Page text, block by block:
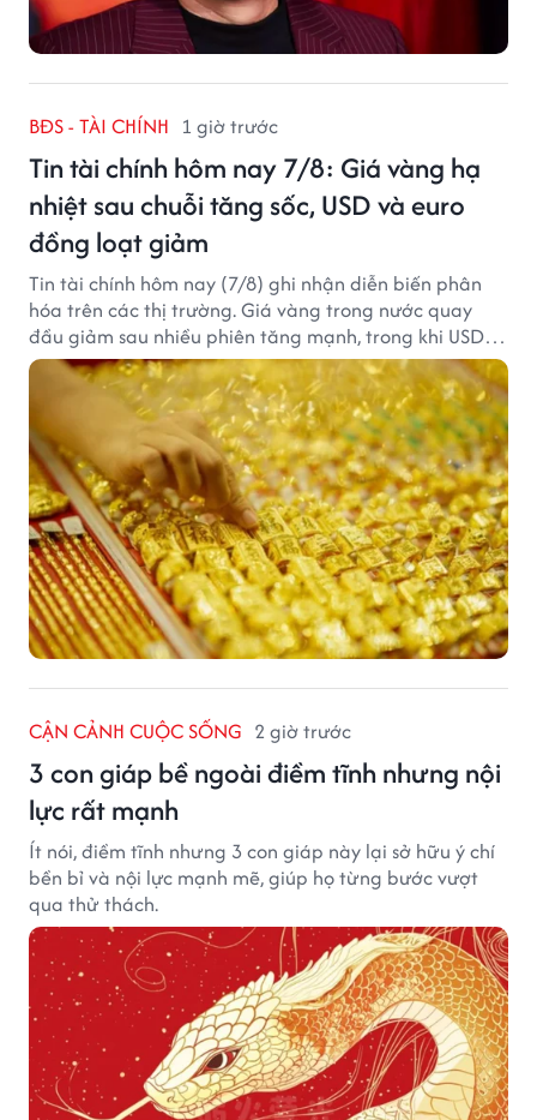
BĐS - TÀI CHÍNH 1 giờ trước
Tin tài chính hôm nay 7/8: Giá vàng hạ
nhiệt sau chuỗi tăng sốc, USD và euro
đồng loạt giảm
Tin tài chính hôm nay (7/8) ghi nhận diễn biến phân
hóa trên các thị trường. Giá vàng trong nước quay
đầu giảm sau nhiều phiên tăng mạnh, trong khi USD
tại ngân hàng tiếp tục suy yếu dù tỷ giá trung tâm lập
đỉnh mới.
CẬN CẢNH CUỘC SỐNG 2 giờ trước
3 con giáp bề ngoài điềm tĩnh nhưng nội
lực rất mạnh
Ít nói, điềm tĩnh nhưng 3 con giáp này lại sở hữu ý chí
bền bỉ và nội lực mạnh mẽ, giúp họ từng bước vượt
qua thử thách.